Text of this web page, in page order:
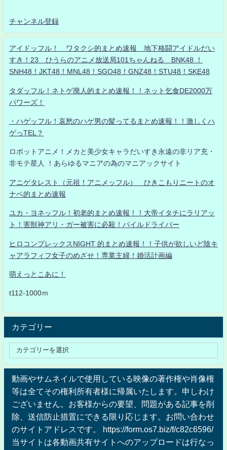
チャンネル登録
アイドッフル！ ワタクシ的まとめ速報 地下格闘アイドルだい
すき！23 ひうらのアニメ放送局101ちゃんねる BNK48 ！
SNH48！JKT48！MNL48！SGO48！GNZ48！STU48！SKE48
タダッフル！ネトゲ廃人的まとめ速報！！ネット乞食DE2000万
パワーズ！
・ハゲッフル！哀愁のハゲ男の髪ってるまとめ速報！！激しくハ
ゲっTEL？
ロボットアニメ！メカと美少女キャラだいすき永遠の非リア充・
非モテ星人 ！あらゆるマニアの為のマニアックサイト
アニゲタレスト（元祖！アニメッフル） ひきこもりニートのオ
ナベ的まとめ速報
ユカ・ヨネッフル！初老的まとめ速報！！大帝イタチにラリアッ
ト！害獣神アリ・ガー被害に必殺！パイルドライバー
ヒロコンプレックスNIGHT 的まとめ速報！！子供が欲しいど陰キ
ャアラフィフ女子のめざせ！専業主婦！婚活計画編
萌えっとこあに！
t112-1000ｍ
カテゴリー
動画やサムネイルで使用している映像の著作権や肖像権
等は全てその権利所有者様に帰属いたします。申しわけ
ございません。お客様からの要望、問題がある記事を削
除、送信防止措置にできる限り応じます。お問い合わせ
のサイトアドレスです。 https://form.os7.biz/f/c82c6596/
当サイトは各動画共有サイトへのアップロードは行なっ